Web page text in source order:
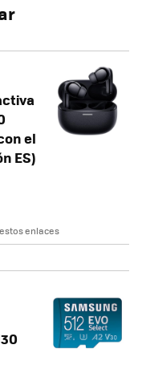
el
ES)
enlaces